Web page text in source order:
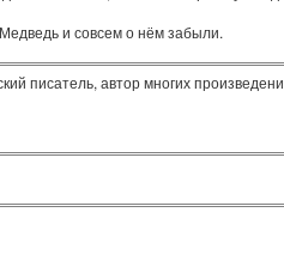
и совсем о нём забыли.
писатель, автор многих